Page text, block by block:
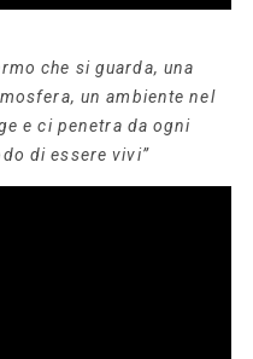
che si guarda, una
un ambiente nel
e ci penetra da ogni
di essere vivi”